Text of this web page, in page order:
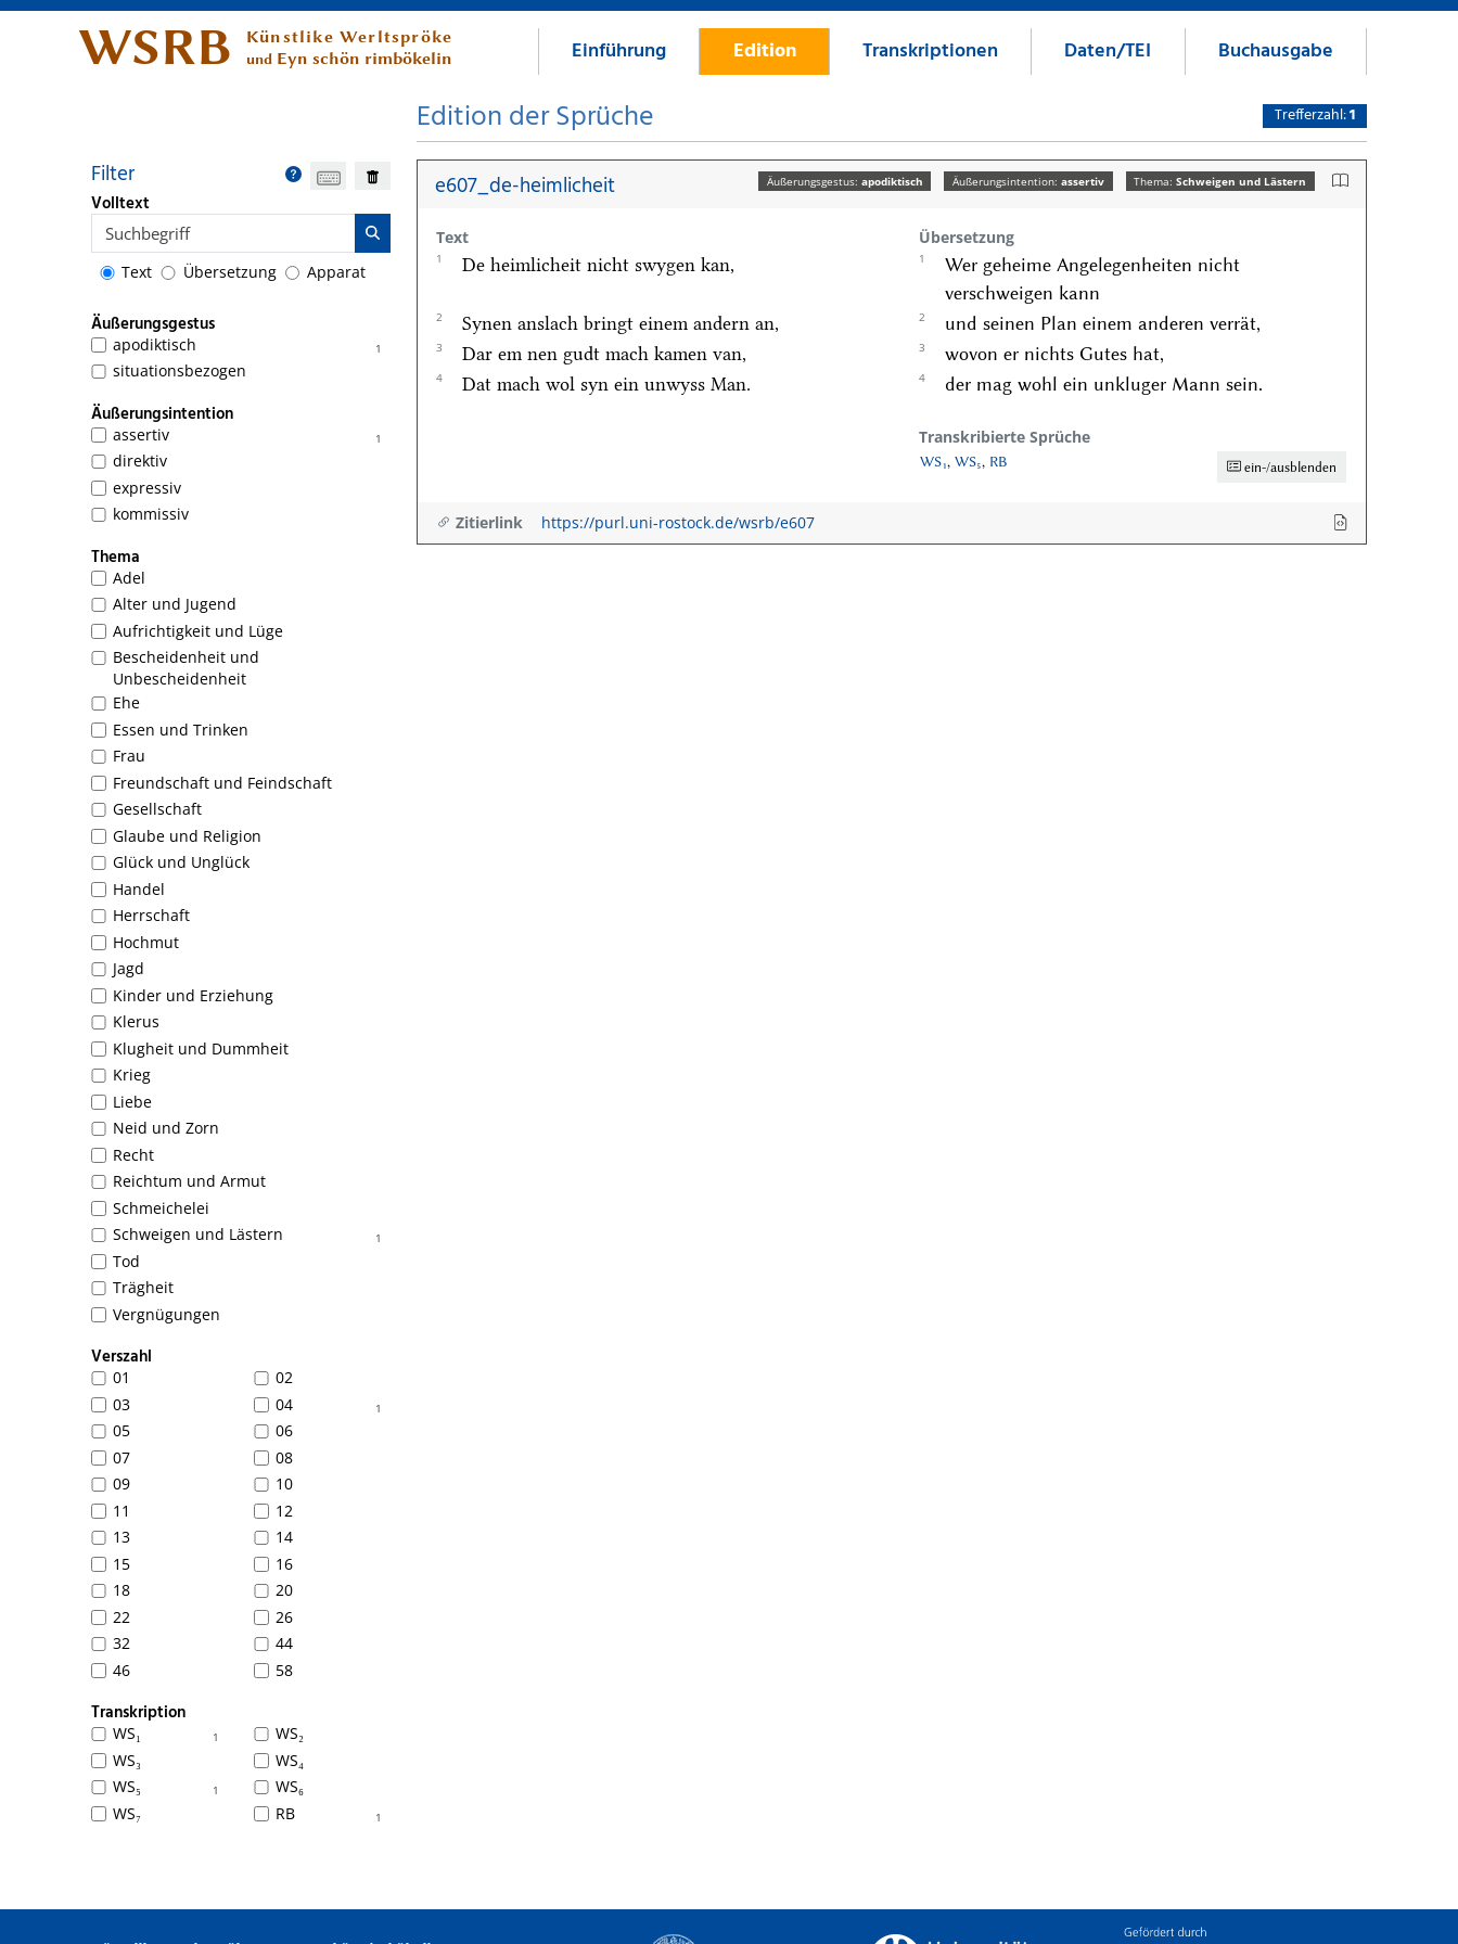
WSRB Künstlike Werltspröke
und Eyn schön rimbökelin Einführung Edition Transkriptionen Daten/TEI Buchausgabe
Filter
Volltext
Text Übersetzung Apparat
Äußerungsgestus
1
apodiktisch
situationsbezogen
Äußerungsintention
1
assertiv
direktiv
expressiv
kommissiv
Thema
Adel
Alter und Jugend
Aufrichtigkeit und Lüge
Bescheidenheit und
Unbescheidenheit
Ehe
Essen und Trinken
Frau
Freundschaft und Feindschaft
Gesellschaft
Glaube und Religion
Glück und Unglück
Handel
Herrschaft
Hochmut
Jagd
Kinder und Erziehung
Klerus
Klugheit und Dummheit
Krieg
Liebe
Neid und Zorn
Recht
Reichtum und Armut
Schmeichelei
1
Schweigen und Lästern
Tod
Trägheit
Vergnügungen
Verszahl
01
02
03
1
04
05
06
07
08
09
10
11
12
13
14
15
16
18
20
22
26
32
44
46
58
Transkription
1
WS₁
WS₂
WS₃
WS₄
1
WS₅
WS₆
WS₇
1
RB
Edition der Sprüche Trefferzahl:1
Äußerungsgestus: apodiktisch Äußerungsintention:assertiv Thema:Schweigen und Lästern
e607_de-heimlicheit
Text Übersetzung
1 De heimlicheit nicht swygen kan, 1
Wer geheime Angelegenheiten nicht
verschweigen kann
2 Synen anslach bringt einem andern an, 2 und seinen Plan einem anderen verrät,
3 Dar em nen gudt mach kamen van, 3 wovon er nichts Gutes hat,
4 Dat mach wol syn ein unwyss Man. 4 der mag wohl ein unkluger Mann sein.
Transkribierte Sprüche
ein-/ausblenden
WS₁, WS₅, RB
Zitierlink https://purl.uni-rostock.de/wsrb/e607